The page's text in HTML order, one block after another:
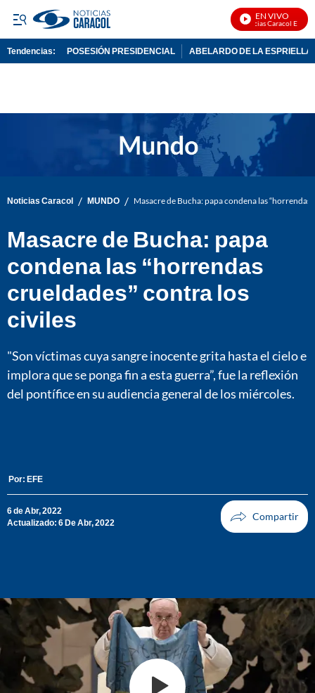
EN VIVO
Noticias Caracol En Vivo
Tendencias: POSESIÓN PRESIDENCIAL ABELARDO DE LA ESPRIELLA
Noticias Caracol / MUNDO / Masacre de Bucha: papa condena las
Masacre de Bucha: papa
condena las “horrendas
crueldades” contra los
civiles
"Son víctimas cuya sangre inocente grita hasta el cielo e
implora que se ponga fin a esta guerra”, fue la reflexión
del pontífice en su audiencia general de los miércoles.
Por: EFE
6 de Abr, 2022
Actualizado: 6 De Abr, 2022